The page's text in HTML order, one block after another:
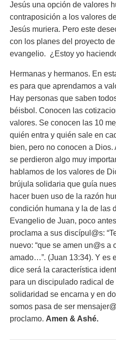
Jesús una opción de valores
contraposición a los valores
Jesús muriera. Pero este
con los planes del proyecto
evangelio. ¿Estoy yo
Hermanas y hermanos. En
es para que aprendamos a
Hay personas que saben
béisbol. Conocen las
valores. Se conocen las 10
quién entra y quién sale en
bien, pero no conocen a
se perdieron algo muy
hablamos de los valores de
brújula solidaria que guía
hacer buen uso de la razón
condición humana y la de las
Evangelio de Juan, poco
proclama a sus discípul@s:
nuevo: “que se amen un@s a
amado…”. (Juan 13:34). Y es
dice será la característica
para un discipulado radical
solidaridad se encarna y en
somos pasa de ser
proclamo. Amen & Ashé.